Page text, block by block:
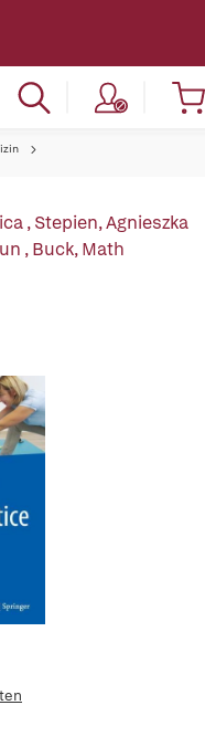
,Stepien, Agnieszka
,Buck, Math